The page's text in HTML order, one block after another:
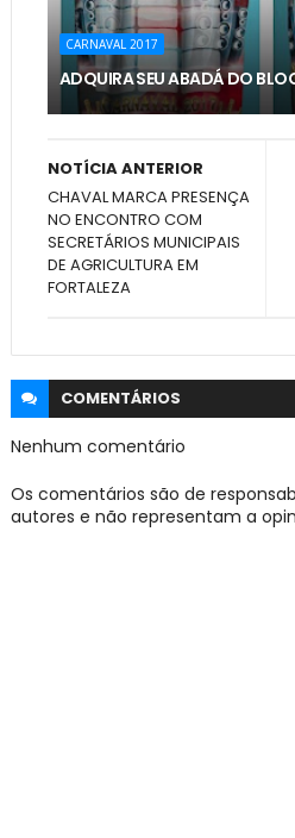
CARNAVAL 2017
ADQUIRA SEU ABADÁ DO
NOTÍCIA ANTERIOR
CHAVAL MARCA PRESENÇA
NO ENCONTRO COM
SECRETÁRIOS MUNICIPAIS
DE AGRICULTURA EM
FORTALEZA
COMENTÁRIOS
Nenhum comentário
Os comentários são de
autores e não representam a